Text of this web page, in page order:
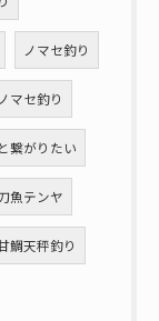
ノマセ釣り
マセ釣り
繋がりたい
魚テンヤ
鯛天秤釣り